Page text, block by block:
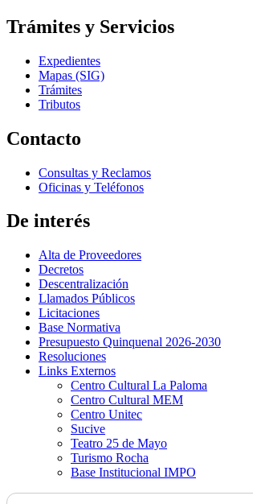
Trámites y Servicios
Expedientes
Mapas (SIG)
Trámites
Tributos
Contacto
Consultas y Reclamos
Oficinas y Teléfonos
De interés
Alta de Proveedores
Decretos
Descentralización
Llamados Públicos
Licitaciones
Base Normativa
Presupuesto Quinquenal 2026-2030
Resoluciones
Links Externos
Centro Cultural La Paloma
Centro Cultural MEM
Centro Unitec
Sucive
Teatro 25 de Mayo
Turismo Rocha
Base Institucional IMPO